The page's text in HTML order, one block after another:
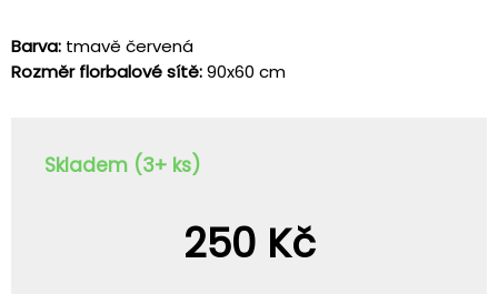
Barva: tmavě červená
Rozměr florbalové sítě:90x60 cm
Skladem (3+ ks)
250 Kč